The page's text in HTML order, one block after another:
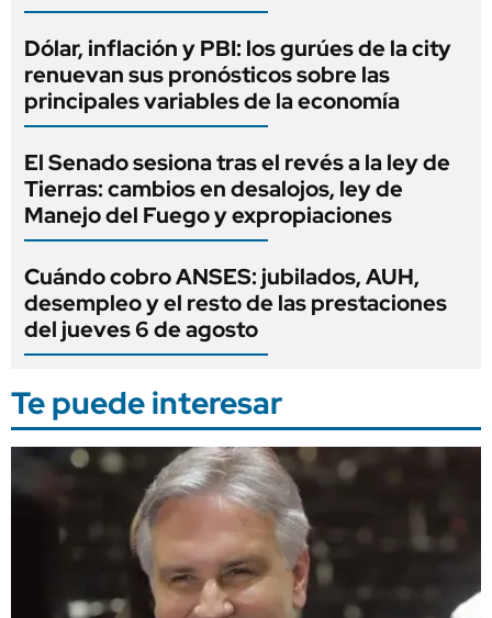
Dólar, inflación y PBI: los gurúes de la city
renuevan sus pronósticos sobre las
principales variables de la economía
El Senado sesiona tras el revés a la ley de
Tierras: cambios en desalojos, ley de
Manejo del Fuego y expropiaciones
Cuándo cobro ANSES: jubilados, AUH,
desempleo y el resto de las prestaciones
del jueves 6 de agosto
Te puede interesar